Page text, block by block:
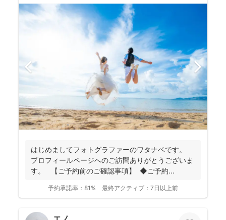
はじめましてフォトグラファーのワタナベです。
プロフィールページへのご訪問ありがとうございま
す。 【ご予約前のご確認事項】 ◆ご予約...
予約承諾率： 81% 最終アクティブ： 7日以上前